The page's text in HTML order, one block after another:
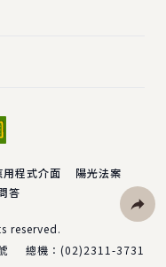
用程式介面
陽光法案
答
reserved.
總機： (02)2311-3731